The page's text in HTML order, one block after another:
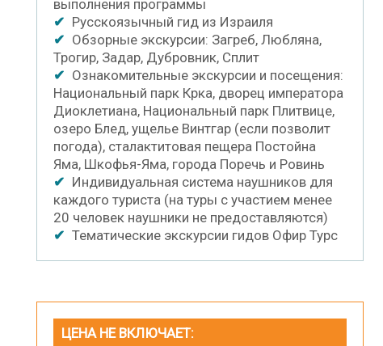
выполнения программы
✔ Русскоязычный гид из Израиля
✔ Обзорные экскурсии: Загреб, Любляна,
Трогир, Задар, Дубровник, Сплит
✔ Ознакомительные экскурсии и посещения:
Национальный парк Крка, дворец императора
Диоклетиана, Национальный парк Плитвице,
озеро Блед, ущелье Винтгар (если позволит
погода), сталактитовая пещера Постойна
Яма, Шкофья-Яма, города Поречь и Ровинь
✔ Индивидуальная система наушников для
каждого туриста (на туры с участием менее
20 человек наушники не предоставляются)
✔ Тематические экскурсии гидов Офир Турс
ЦЕНА НЕ ВКЛЮЧАЕТ: